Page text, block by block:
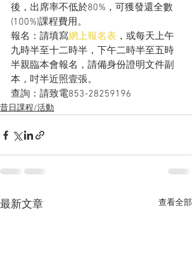
後，出席率不低於80%，可獲發還全數
(100%)課程費用。
報名：請填寫網上報名表 ，或每天上午
九時半至十二時半，下午二時半至五時
半親臨本會報名，請備身份證明文件副
本，吋半近照壹張。
查詢：請致電853-28259196
昔日課程/活動
最新文章 查看全部